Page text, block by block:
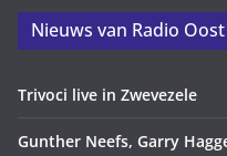
Nieuws van Radio
Trivoci live in Zwevezele
Gunther Neefs, Garry